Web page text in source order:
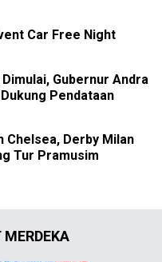
Car Free Night
Gubernur Andra
Pendataan
Chelsea, Derby Milan
Tur Pramusim
MERDEKA